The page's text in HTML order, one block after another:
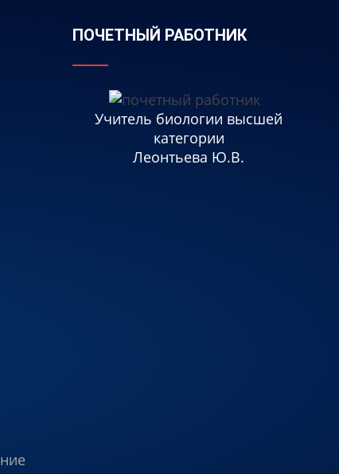
ПОЧЕТНЫЙ РАБОТНИК
Учитель биологии высшей
категории
Леонтьева Ю.В.